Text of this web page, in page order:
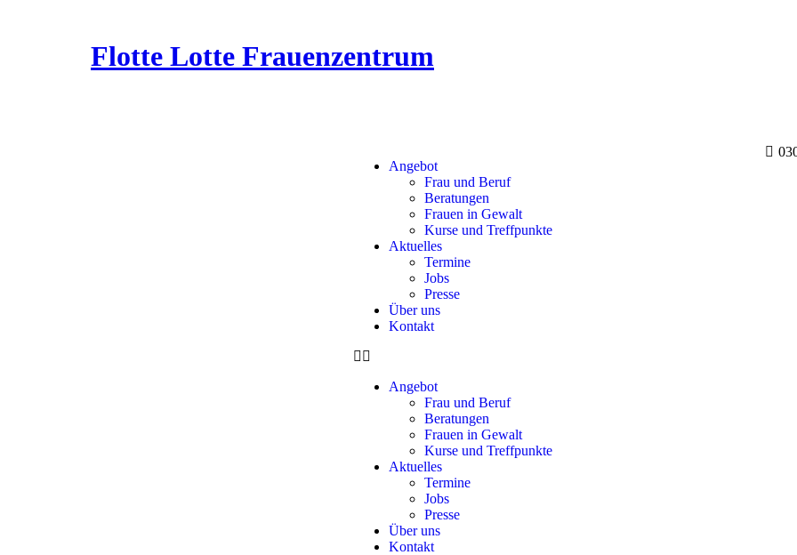
Flotte Lotte Frauenzentrum
Angebot
Frau und Beruf
Beratungen
Frauen in Gewalt
Kurse und Treffpunkte
Aktuelles
Termine
Jobs
Presse
Über uns
Kontakt
Angebot
Frau und Beruf
Beratungen
Frauen in Gewalt
Kurse und Treffpunkte
Aktuelles
Termine
Jobs
Presse
Über uns
Kontakt